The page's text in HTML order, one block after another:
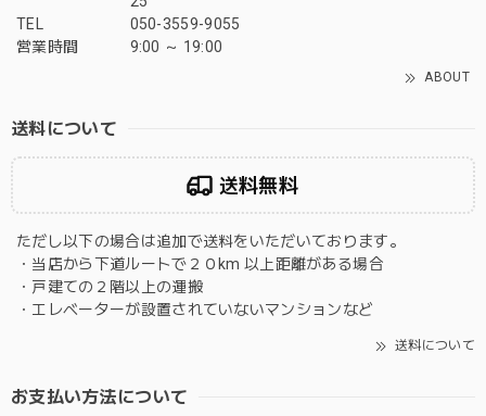
TEL
050-3559-9055
営業時間
9:00 ～ 19:00
ABOUT
送料について
送料無料
ただし以下の場合は追加で送料をいただいております。
・当店から下道ルートで２０km 以上距離がある場合
・戸建ての２階以上の運搬
・エレベーターが設置されていないマンションなど
送料について
お支払い方法について